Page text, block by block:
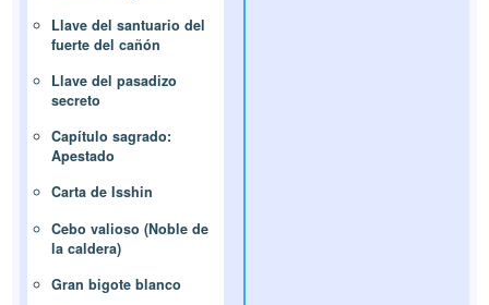
Llave del santuario del
fuerte del cañón
Llave del pasadizo
secreto
Capítulo sagrado:
Apestado
Carta de Isshin
Cebo valioso (Noble de
la caldera)
Gran bigote blanco